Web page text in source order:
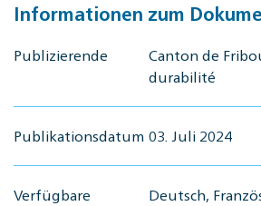
Informationen zum
Publizierende
Canton de
durabilité
Publikationsdatum 03. Juli 2024
Verfügbare
Deutsch,